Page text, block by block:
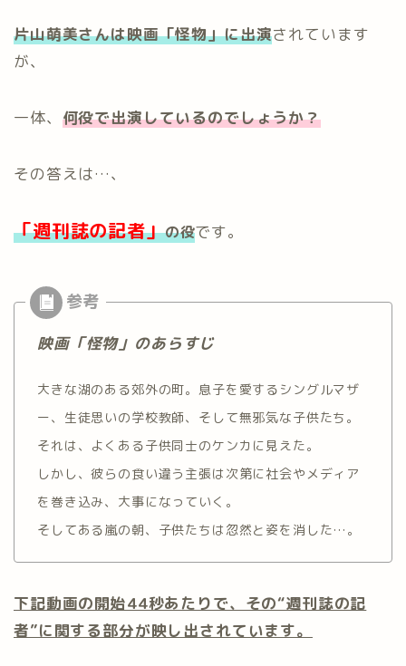
片山萌美さんは映画「怪物」に出演されています
が、
一体、 何役で出演しているのでしょうか？
その答えは…、
「週刊誌の記者」の役です。
映画「怪物」のあらすじ
大きな湖のある郊外の町。息子を愛するシングルマザ
ー、生徒思いの学校教師、そして無邪気な子供たち。
それは、よくある子供同士のケンカに見えた。
しかし、彼らの食い違う主張は次第に社会やメディア
を巻き込み、大事になっていく。
そしてある嵐の朝、子供たちは忽然と姿を消した…。
下記動画の開始44秒あたりで、その“週刊誌の記
者”に関する部分が映し出されています。